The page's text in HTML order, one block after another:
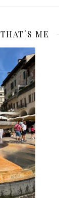
THAT´S ME